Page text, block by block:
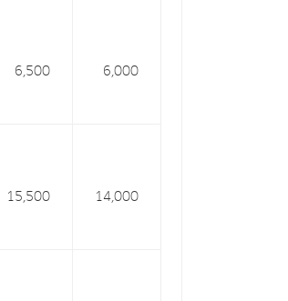
6,500 6,000
15,500 14,000